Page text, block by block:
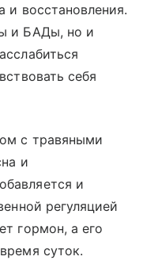
и восстановления.
и БАДы, но и
себя
с травяными
и
и
регуляцией
гормон, а его
суток.